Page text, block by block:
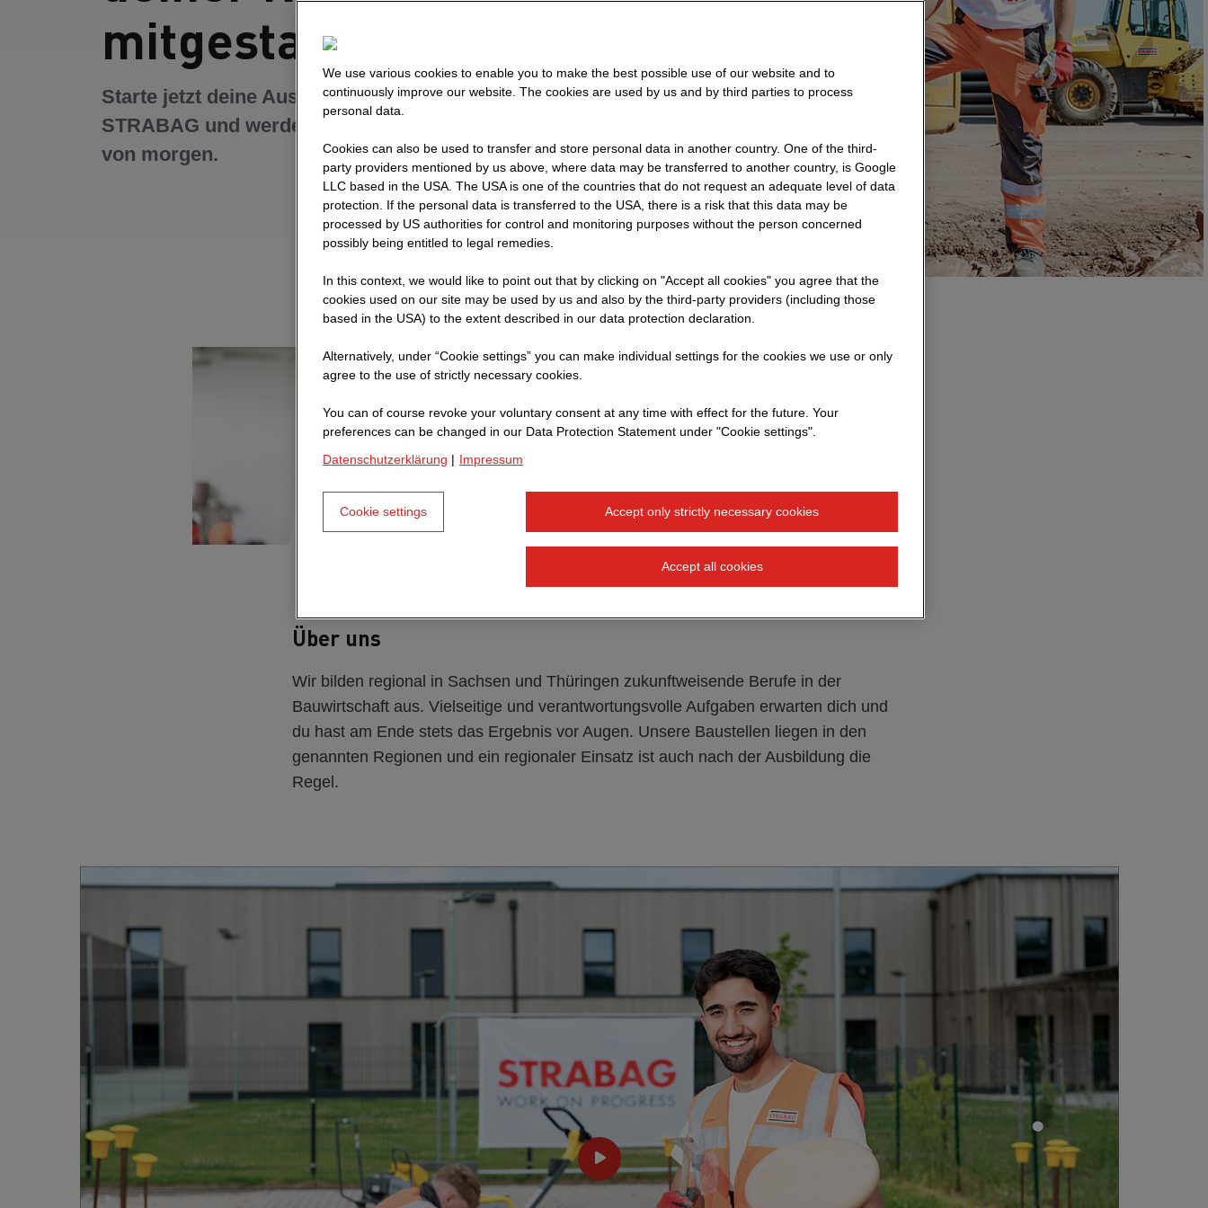
mitgestalten?
Starte jetzt deine Ausbildung bei
STRABAG und werde Teil des Bauens
von morgen.
Deine Ausbildung bei der Direktion
Hier findest du allgemeine Informationen zur
Angebot für unsere Auszubildendensowie alle
relevanten Infos rund um deineBewerbung.
Über uns
Wir bilden regional in Sachsen und Thüringen zukunftweisende Berufe in der
Bauwirtschaft aus. Vielseitige und verantwortungsvolle Aufgaben erwarten dich und
du hast am Ende stets das Ergebnis vor Augen. Unsere Baustellen liegen in den
genannten Regionen und ein regionaler Einsatz ist auch nach der Ausbildung die
Regel.
We use various cookies to enable you to make the best possible use of our website and to
continuously improve our website. The cookies are used by us and by third parties to process
personal data.
Cookies can also be used to transfer and store personal data in another country. One of the third-
party providers mentioned by us above, where data may be transferred to another country, is Google
LLC based in the USA. The USA is one of the countries that do not request an adequate level of data
protection. If the personal data is transferred to the USA, there is a risk that this data may be
processed by US authorities for control and monitoring purposes without the person concerned
possibly being entitled to legal remedies.
In this context, we would like to point out that by clicking on "Accept all cookies" you agree that the
cookies used on our site may be used by us and also by the third-party providers (including those
based in the USA) to the extent described in our data protection declaration.
Alternatively, under “Cookie settings” you can make individual settings for the cookies we use or only
agree to the use of strictly necessary cookies.
You can of course revoke your voluntary consent at any time with effect for the future. Your
preferences can be changed in our Data Protection Statement under "Cookie settings".
Datenschutzerklärung | Impressum
Accept only strictly necessary cookies
Accept all cookies
Cookie settings